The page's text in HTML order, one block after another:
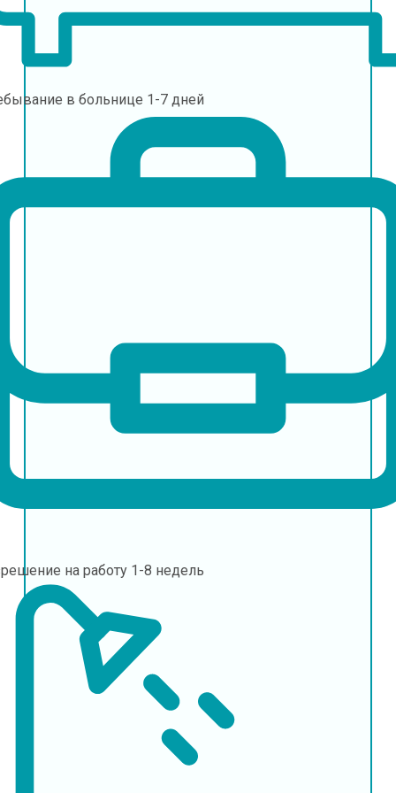
в больнице 1-7 дней
на работу 1-8 недель